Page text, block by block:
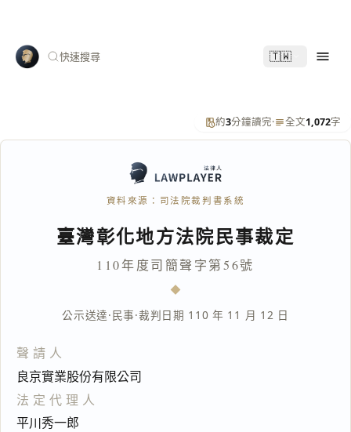
快速搜尋 🇹🇼
約3分鐘讀完· 全文1,072字
資料來源：司法院裁判書系統
臺灣彰化地方法院民事裁定
110年度司簡聲字第56號
公示送達·民事·裁判日期 110 年 11 月 12 日
聲請人
良京實業股份有限公司
法定代理人
平川秀一郎